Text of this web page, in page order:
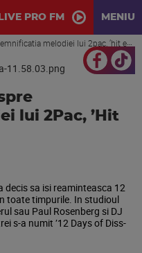
LIVE PRO FM MENIU
melodiei lui 2pac, ’hit em up’ (audio)
lui 2Pac, ’Hit
decis sa isi reaminteasca 12
toate timpurile. In studioul
sau Paul Rosenberg si DJ
s-a numit ’12 Days of Diss-